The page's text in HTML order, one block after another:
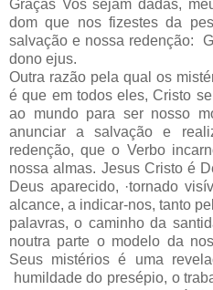
Graças Vos sejam dadas,
dom que nos fizestes da
salvação e nossa redenção:
dono ejus.
Outra razão pela qual os
é que em todos eles, Cristo
ao mundo para ser nosso
anunciar a salvação e
redenção, que o Verbo
nossa almas. Jesus Cristo é
Deus aparecido, ·tornado
alcance, a indicar-nos, tanto
palavras, o caminho da
noutra parte o modelo da
Seus mistérios é uma
humildade do presépio, o